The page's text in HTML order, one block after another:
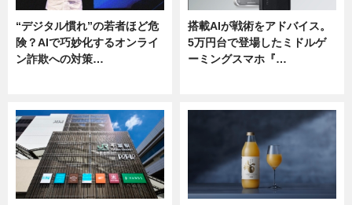
“デジタル慣れ”の若者ほど危
険？AIで巧妙化するオンライ
ン詐欺への対策…
搭載AIが戦術をアドバイス。
5万円台で登場したミドルゲ
ーミングスマホ『…